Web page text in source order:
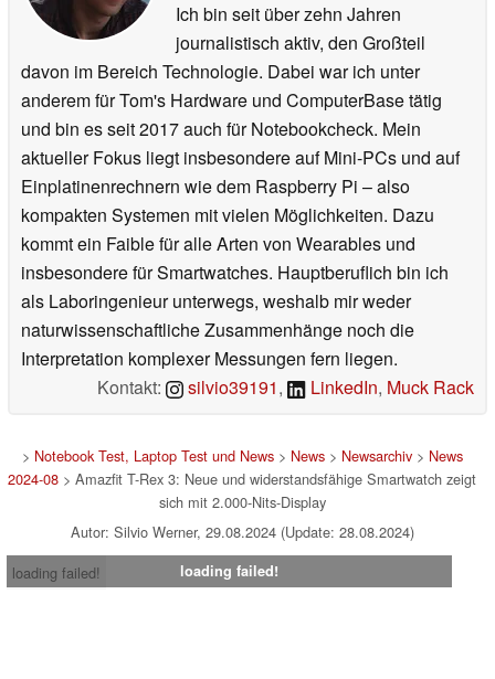
Ich bin seit über zehn Jahren
journalistisch aktiv, den Großteil
davon im Bereich Technologie. Dabei war ich unter
anderem für Tom's Hardware und ComputerBase tätig
und bin es seit 2017 auch für Notebookcheck. Mein
aktueller Fokus liegt insbesondere auf Mini-PCs und auf
Einplatinenrechnern wie dem Raspberry Pi – also
kompakten Systemen mit vielen Möglichkeiten. Dazu
kommt ein Faible für alle Arten von Wearables und
insbesondere für Smartwatches. Hauptberuflich bin ich
als Laboringenieur unterwegs, weshalb mir weder
naturwissenschaftliche Zusammenhänge noch die
Interpretation komplexer Messungen fern liegen.
Kontakt:
silvio39191, LinkedIn, Muck Rack
> Notebook Test, Laptop Test und News> News> Newsarchiv> News
2024-08 > Amazfit T-Rex 3: Neue und widerstandsfähige Smartwatch zeigt
sich mit 2.000-Nits-Display
Autor: Silvio Werner, 29.08.2024 (Update: 28.08.2024)
loading failed!
loading failed!